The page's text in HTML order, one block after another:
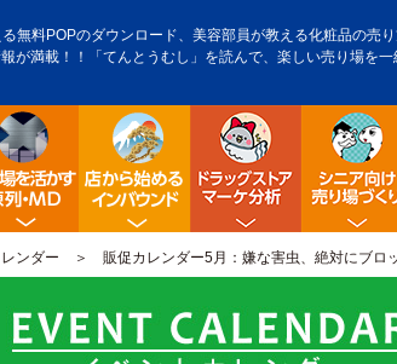
無料POPのダウンロード、美容部員が教える化粧品の売
が満載！！「てんとうむし」を読んで、楽しい売り場を
販促ロジック陳列・クロスＭＤ店舗から始める訪日観光
ドラッグス
ンダー ＞ 販促カレンダー5月：嫌な害虫、絶対にブロ